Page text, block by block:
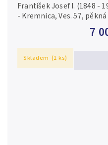
7
František Josef I. (1848 -
- Kremnica, Ves. 57,
zbytky lesku na Rv., rysky
Skladem (1 ks)